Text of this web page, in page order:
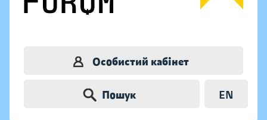
Особистий кабінет
Пошук EN